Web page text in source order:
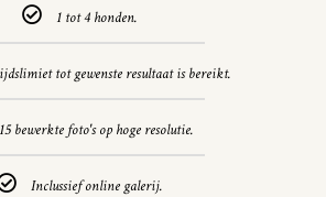
1 tot 4 honden.
tot gewenste resultaat is bereikt.
15 bewerkte foto's op hoge resolutie.
Inclussief online galerij.